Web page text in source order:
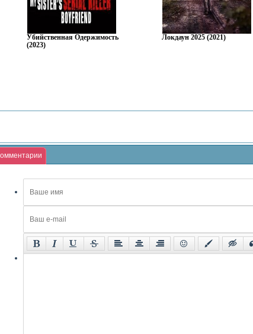
Убийственная Одержимость
(2023)
Локдаун 2025 (2021)